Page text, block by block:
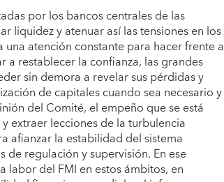
por los bancos centrales de las
liquidez y atenuar así las tensiones en los
atención constante para hacer frente a
a restablecer la confianza, las grandes
sin demora a revelar sus pérdidas y
de capitales cuando sea necesario y
del Comité, el empeño que se está
extraer lecciones de la turbulencia
afianzar la estabilidad del sistema
regulación y supervisión. En ese
labor del FMI en estos ámbitos, en